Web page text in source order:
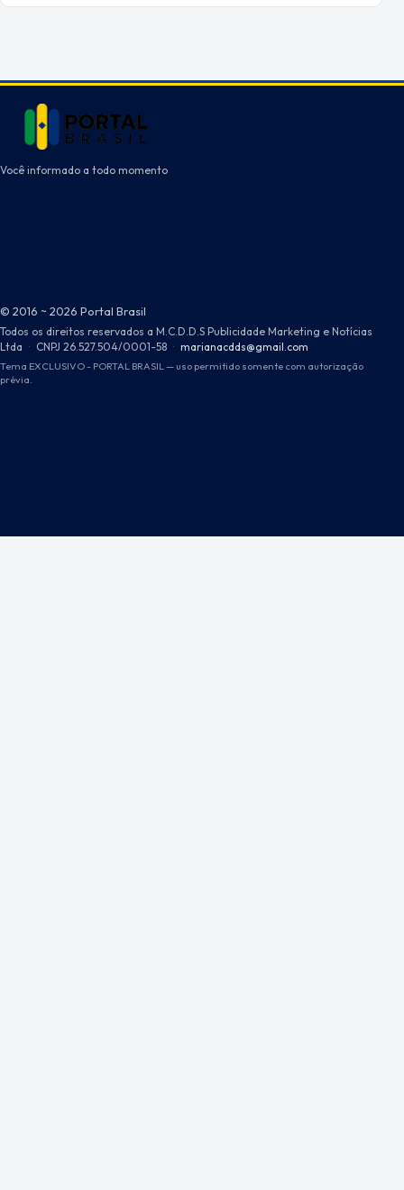
Você informado a todo momento
© 2016 ~ 2026 Portal Brasil
Todos os direitos reservados a M.C.D.D.S Publicidade Marketing e Notícias
Ltda · CNPJ 26.527.504/0001-58 · marianacdds@gmail.com
Tema EXCLUSIVO - PORTAL BRASIL — uso permitido somente com autorização
prévia.